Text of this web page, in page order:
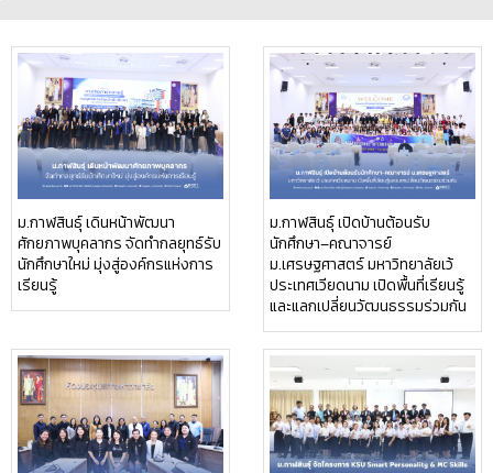
ม.กาฬสินธุ์ เดินหน้าพัฒนา
ศักยภาพบุคลากร จัดทำกลยุทธ์รับ
นักศึกษาใหม่ มุ่งสู่องค์กรแห่งการ
เรียนรู้
ม.กาฬสินธุ์ เปิดบ้านต้อนรับ
นักศึกษา–คณาจารย์
ม.เศรษฐศาสตร์ มหาวิทยาลัยเว้
ประเทศเวียดนาม เปิดพื้นที่เรียนรู้
และแลกเปลี่ยนวัฒนธรรมร่วมกัน